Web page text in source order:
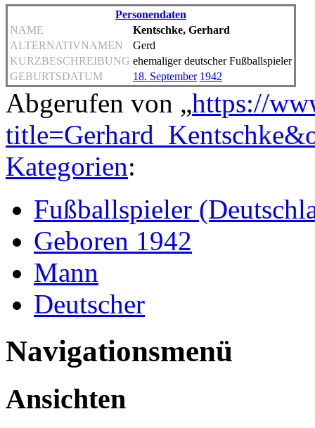
Personendaten
NAME
Kentschke, Gerhard
ALTERNATIVNAMEN
Gerd
KURZBESCHREIBUNG ehemaliger deutscher Fußballspieler
GEBURTSDATUM
18. September 1942
Abgerufen von „https://
Kategorien:
Fußballspieler
Geboren 1942
Mann
Deutscher
Navigationsmenü
Ansichten